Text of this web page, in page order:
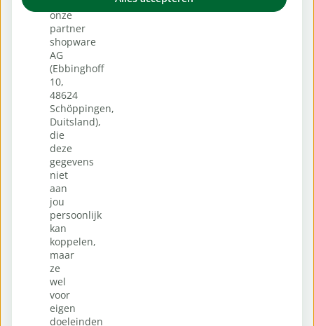
onze
partner
shopware
AG
(Ebbinghoff
10,
48624
Schöppingen,
Duitsland),
die
deze
gegevens
niet
aan
jou
persoonlijk
kan
koppelen,
maar
ze
wel
voor
eigen
doeleinden